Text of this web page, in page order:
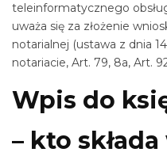
teleinformatycznego
uważa się za złożenie
notarialnej (ustawa z dnia
notariacie, Art. 79, 8a, Art.
Wpis do
– kto